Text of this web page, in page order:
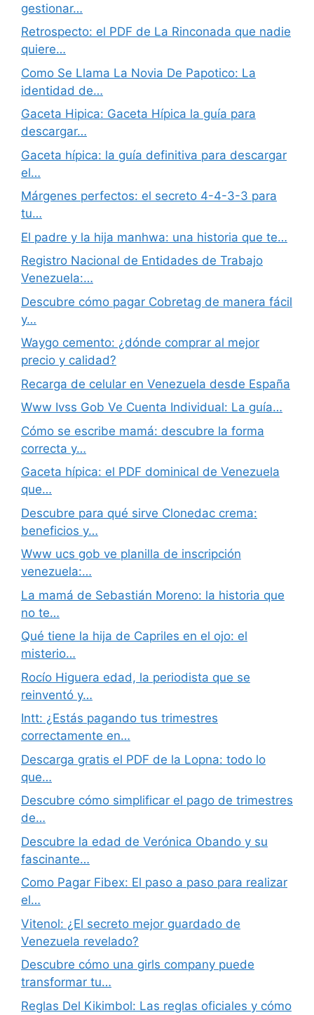
gestionar…
Retrospecto: el PDF de La Rinconada que nadie
quiere…
Como Se Llama La Novia De Papotico: La
identidad de…
Gaceta Hipica: Gaceta Hípica la guía para
descargar…
Gaceta hípica: la guía definitiva para descargar
el…
Márgenes perfectos: el secreto 4-4-3-3 para
tu…
El padre y la hija manhwa: una historia que te…
Registro Nacional de Entidades de Trabajo
Venezuela:…
Descubre cómo pagar Cobretag de manera fácil
y…
Waygo cemento: ¿dónde comprar al mejor
precio y calidad?
Recarga de celular en Venezuela desde España
Www Ivss Gob Ve Cuenta Individual: La guía…
Cómo se escribe mamá: descubre la forma
correcta y…
Gaceta hípica: el PDF dominical de Venezuela
que…
Descubre para qué sirve Clonedac crema:
beneficios y…
Www ucs gob ve planilla de inscripción
venezuela:…
La mamá de Sebastián Moreno: la historia que
no te…
Qué tiene la hija de Capriles en el ojo: el
misterio…
Rocío Higuera edad, la periodista que se
reinventó y…
Intt: ¿Estás pagando tus trimestres
correctamente en…
Descarga gratis el PDF de la Lopna: todo lo
que…
Descubre cómo simplificar el pago de trimestres
de…
Descubre la edad de Verónica Obando y su
fascinante…
Como Pagar Fibex: El paso a paso para realizar
el…
Vitenol: ¿El secreto mejor guardado de
Venezuela revelado?
Descubre cómo una girls company puede
transformar tu…
Reglas Del Kikimbol: Las reglas oficiales y cómo